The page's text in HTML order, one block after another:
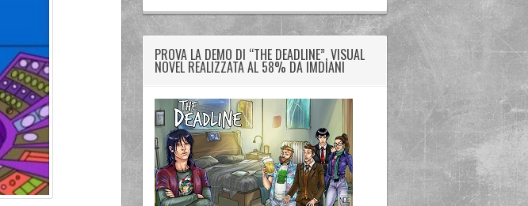
PROVA LA DEMO DI “THE DEADLINE”, VISUAL
NOVEL REALIZZATA AL 58% DA IMDIANI